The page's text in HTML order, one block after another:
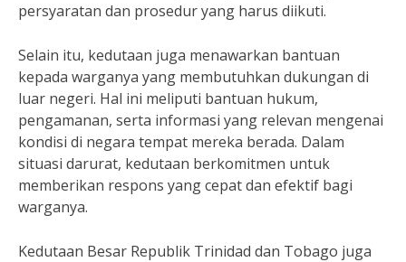
persyaratan dan prosedur yang harus diikuti.
Selain itu, kedutaan juga menawarkan bantuan
kepada warganya yang membutuhkan dukungan di
luar negeri. Hal ini meliputi bantuan hukum,
pengamanan, serta informasi yang relevan mengenai
kondisi di negara tempat mereka berada. Dalam
situasi darurat, kedutaan berkomitmen untuk
memberikan respons yang cepat dan efektif bagi
warganya.
Kedutaan Besar Republik Trinidad dan Tobago juga